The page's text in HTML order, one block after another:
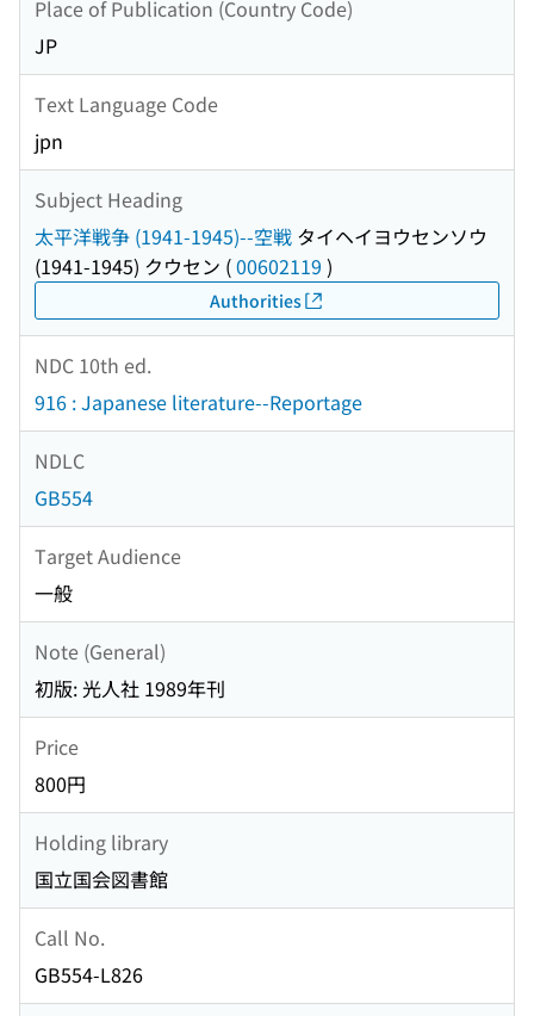
Place of Publication (Country Code)
JP
Text Language Code
jpn
Subject Heading
太平洋戦争 (1941-1945)--空戦 タイヘイヨウセンソウ
(1941-1945) クウセン (00602119 )
Authorities
NDC 10th ed.
916 : Japanese literature--Reportage
NDLC
GB554
Target Audience
一般
Note (General)
初版: 光人社 1989年刊
Price
800円
Holding library
国立国会図書館
Call No.
GB554-L826